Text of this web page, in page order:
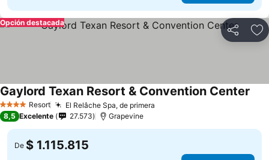
Compartir
Opción destacada
4 EstrellasResort El Relâche Spa, de primera
Gaylord Texan Resort & Convention Center
8,5 Excelente 27.573 Grapevine
De $ 1.115.815